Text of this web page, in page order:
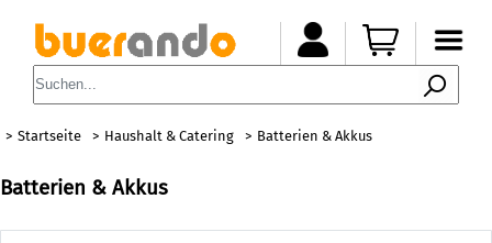
Startseite Haushalt & Catering Batterien & Akkus
Batterien & Akkus